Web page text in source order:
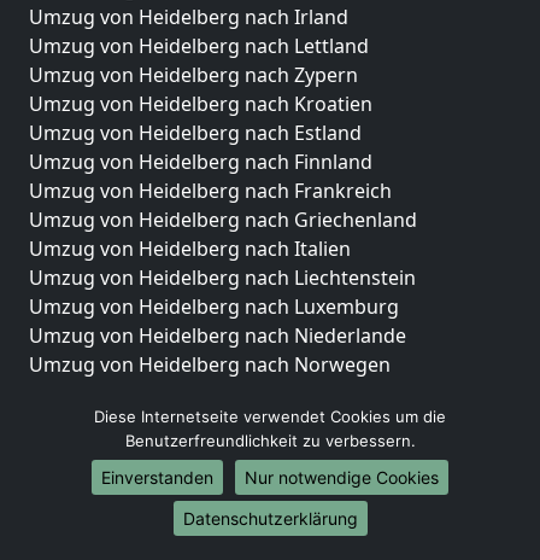
Umzug von Heidelberg nach Irland
Umzug von Heidelberg nach Lettland
Umzug von Heidelberg nach Zypern
Umzug von Heidelberg nach Kroatien
Umzug von Heidelberg nach Estland
Umzug von Heidelberg nach Finnland
Umzug von Heidelberg nach Frankreich
Umzug von Heidelberg nach Griechenland
Umzug von Heidelberg nach Italien
Umzug von Heidelberg nach Liechtenstein
Umzug von Heidelberg nach Luxemburg
Umzug von Heidelberg nach Niederlande
Umzug von Heidelberg nach Norwegen
Umzüge-Deutschlandweit
Umzug von Heidelberg nach Berlin
Umzug von Heidelberg nach Hamburg
Umzug von Heidelberg nach München
Umzug von Heidelberg nach Köln
Diese Internetseite verwendet Cookies um die
Benutzerfreundlichkeit zu verbessern.
Einverstanden
Nur notwendige Cookies
Datenschutzerklärung